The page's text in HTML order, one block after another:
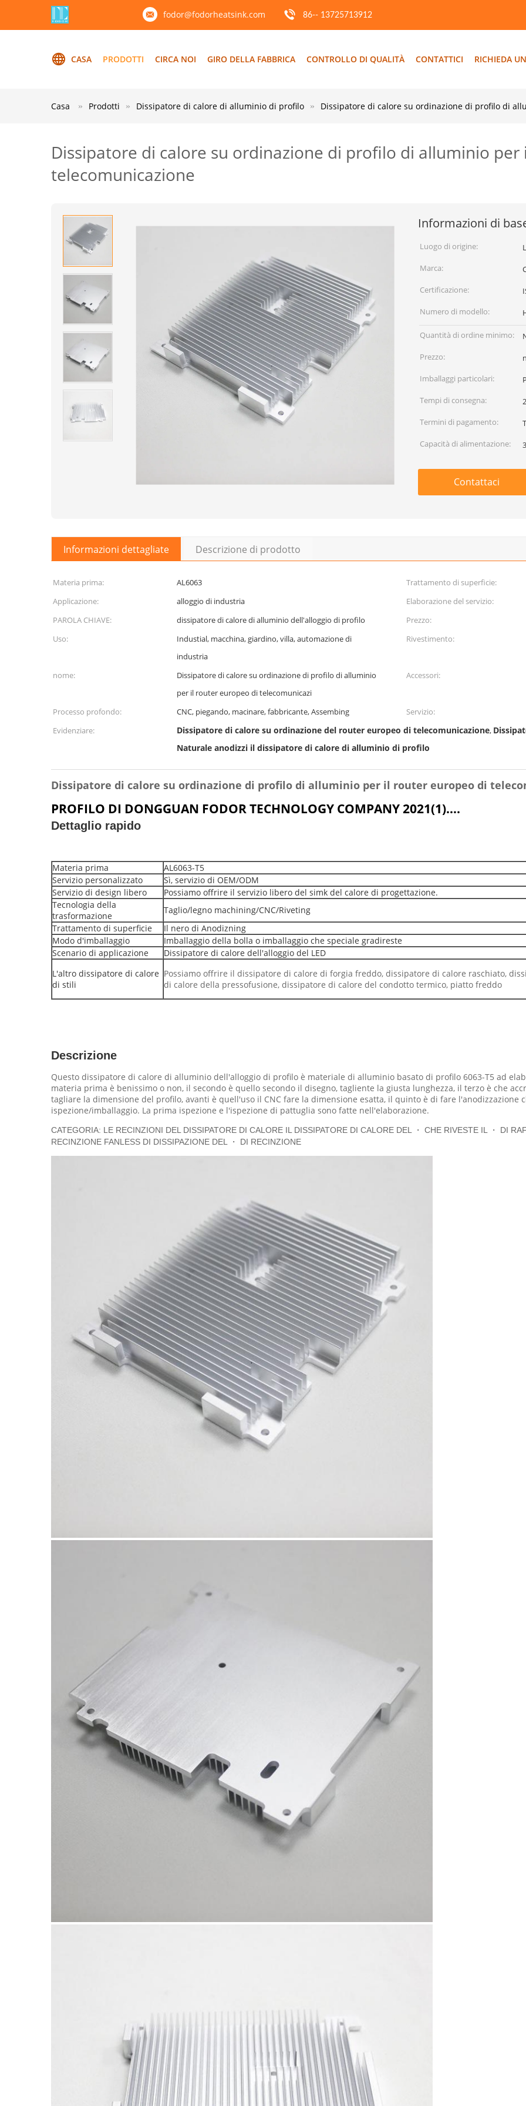
fodor@fodorheatsink.com 86-- 13725713912
CASA PRODOTTI CIRCA NOI GIRO DELLA FABBRICA CONTROLLO DI QUALITÀ CONTATTICI RICHIEDA
Casa Prodotti Dissipatore di calore di alluminio di profilo Dissipatore di calore su ordinazione di profilo di
Dissipatore di calore su ordinazione di profilo di alluminio
telecomunicazione
Informazioni di
Luogo di origine:
Marca:
Certificazione:
Numero di modello:
Quantità di ordine minimo:
Prezzo:
Imballaggi particolari:
Tempi di consegna:
Termini di pagamento:
Capacità di alimentazione:
Contattaci
Informazioni dettagliate Descrizione di prodotto
Materia prima: AL6063 Trattamento di superficie:
Applicazione:
alloggio di industria Elaborazione del servizio:
PAROLA CHIAVE:
dissipatore di calore di alluminio dell'alloggio di profilo Prezzo:
Uso:
Industial, macchina, giardino, villa, automazione di
industria
Rivestimento:
nome:
Dissipatore di calore su ordinazione di profilo di alluminio
per il router europeo di telecomunicazi
Accessori:
Processo profondo:
CNC, piegando, macinare, fabbricante, Assembing Servizio:
Evidenziare:
Dissipatore di calore su ordinazione del router europeo di telecomunicazione,
Naturale anodizzi il dissipatore di calore di alluminio di profilo
Dissipatore di calore su ordinazione di profilo di alluminio per il router europeo di
PROFILO DI DONGGUAN FODOR TECHNOLOGY COMPANY 2021(1)….
Dettaglio rapido
Materia prima
AL6063-T5
Servizio personalizzato
Sì, servizio di OEM/ODM
Servizio di design libero
Possiamo offrire il servizio libero del simk del calore di progettazione.
Tecnologia della
trasformazione
Taglio/legno machining/CNC/Riveting
Trattamento di superficie
Il nero di Anodizning
Modo d'imballaggio
Imballaggio della bolla o imballaggio che speciale gradireste
Scenario di applicazione
Dissipatore di calore dell'alloggio del LED
L'altro dissipatore di calore
di stili
Possiamo offrire il dissipatore di calore di forgia freddo, dissipatore di calore raschiato,
di calore della pressofusione, dissipatore di calore del condotto termico, piatto freddo
Descrizione
Questo dissipatore di calore di alluminio dell'alloggio di profilo è materiale di alluminio basato di profilo 6063-T5 ad
materia prima è benissimo o non, il secondo è quello secondo il disegno, tagliente la giusta lunghezza, il terzo è che
tagliare la dimensione del profilo, avanti è quell'uso il CNC fare la dimensione esatta, il quinto è di fare
ispezione/imballaggio. La prima ispezione e l'ispezione di pattuglia sono fatte nell'elaborazione.
CATEGORIA: LE RECINZIONI DEL DISSIPATORE DI CALORE IL DISSIPATORE DI CALORE DEL ・ CHE RIVESTE IL ・ DI
RECINZIONE FANLESS DI DISSIPAZIONE DEL ・ DI RECINZIONE